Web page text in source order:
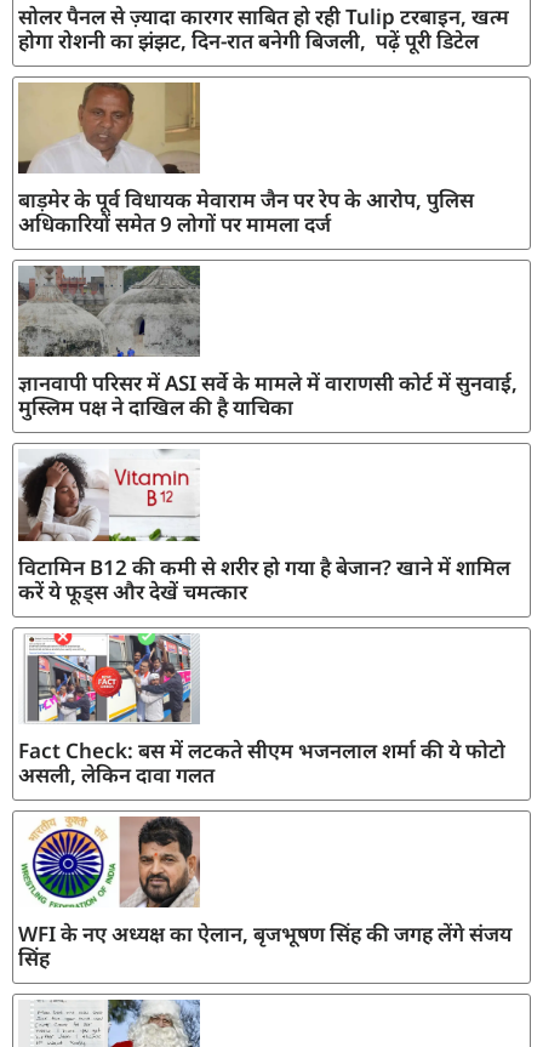
सोलर पैनल से ज़्यादा कारगर साबित हो रही Tulip टरबाइन, खत्म
होगा रोशनी का झंझट, दिन-रात बनेगी बिजली, पढ़ें पूरी डिटेल
बाड़मेर के पूर्व विधायक मेवाराम जैन पर रेप के आरोप, पुलिस
अधिकारियों समेत 9 लोगों पर मामला दर्ज
ज्ञानवापी परिसर में ASI सर्वे के मामले में वाराणसी कोर्ट में सुनवाई,
मुस्लिम पक्ष ने दाखिल की है याचिका
विटामिन B12 की कमी से शरीर हो गया है बेजान? खाने में शामिल
करें ये फूड्स और देखें चमत्कार
Fact Check: बस में लटकते सीएम भजनलाल शर्मा की ये फोटो
असली, लेकिन दावा गलत
WFI के नए अध्यक्ष का ऐलान, बृजभूषण सिंह की जगह लेंगे संजय
सिंह